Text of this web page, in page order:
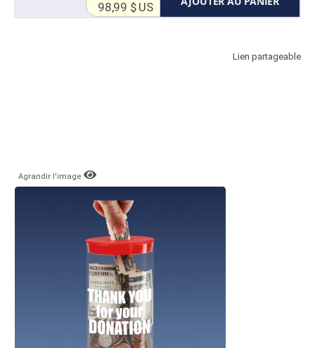
98,99 $ US
Lien partageable
Agrandir l'image